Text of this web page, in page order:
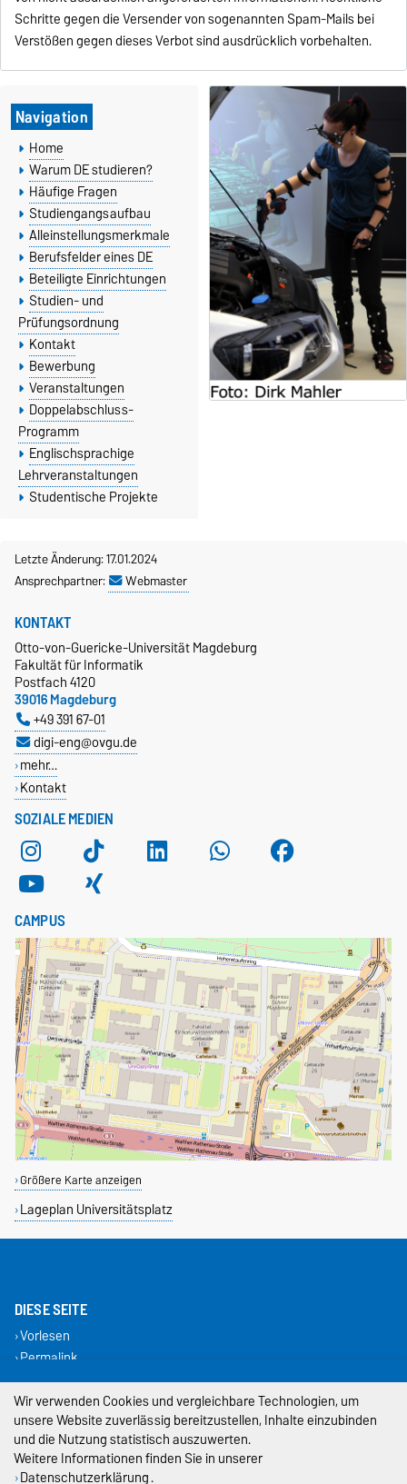
Schritte gegen die Versender von sogenannten Spam-Mails bei
Verstößen gegen dieses Verbot sind ausdrücklich vorbehalten.
Navigation
Home
Warum DE studieren?
Häufige Fragen
Studiengangsaufbau
Alleinstellungsmerkmale
Berufsfelder eines DE
Beteiligte Einrichtungen
Studien- und
Prüfungsordnung
Kontakt
Bewerbung
Veranstaltungen
Doppelabschluss-
Programm
Englischsprachige
Lehrveranstaltungen
Studentische Projekte
Letzte Änderung: 17.01.2024
Ansprechpartner:
Webmaster
SOZIALE MEDIEN
KONTAKT
Otto-von-Guericke-Universität Magdeburg
Fakultät für Informatik
Postfach 4120
39016 Magdeburg
+49 391 67-01
digi-eng@ovgu.de
mehr…
Kontakt
CAMPUS
Größere Karte anzeigen
Lageplan Universitätsplatz
DIESE SEITE
Vorlesen
Permalink
Impressum
Datenschutz
Wir verwenden Cookies und vergleichbare Technologien, um
unsere Website zuverlässig bereitzustellen, Inhalte einzubinden
und die Nutzung statistisch auszuwerten.
Weitere Informationen finden Sie in unserer
Datenschutzerklärung.